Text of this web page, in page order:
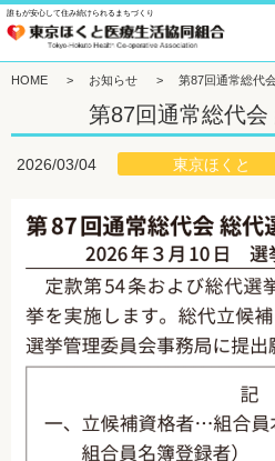
誰もが安心して住み続けられるまちづくり
HOME > お知らせ > 第87回通常総代
第87回通常総代
2026/03/04 東京ほくと